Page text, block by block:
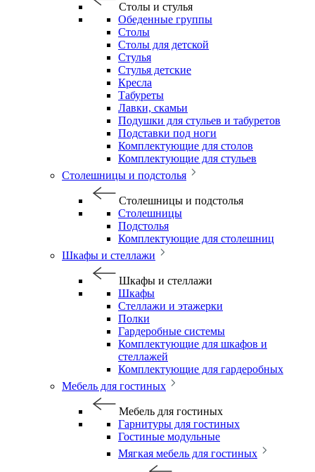
Столы и стулья
Обеденные группы
Столы
Столы для детской
Стулья
Стулья детские
Кресла
Табуреты
Лавки, скамьи
Подушки для стульев и табуретов
Подставки под ноги
Комплектующие для столов
Комплектующие для стульев
Столешницы и подстолья
Столешницы и подстолья
Столешницы
Подстолья
Комплектующие для столешниц
Шкафы и стеллажи
Шкафы и стеллажи
Шкафы
Стеллажи и этажерки
Полки
Гардеробные системы
Комплектующие для шкафов и
стеллажей
Комплектующие для гардеробных
Мебель для гостиных
Мебель для гостиных
Гарнитуры для гостиных
Гостиные модульные
Мягкая мебель для гостиных